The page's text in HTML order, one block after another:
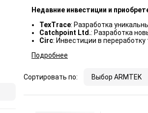
Недавние инвестиции и
TexTrace: Разработка
Catchpoint Ltd.: Разработка
Circ: Инвестиции в
Подробнее
Сортировать по: Выбор ARMTEK